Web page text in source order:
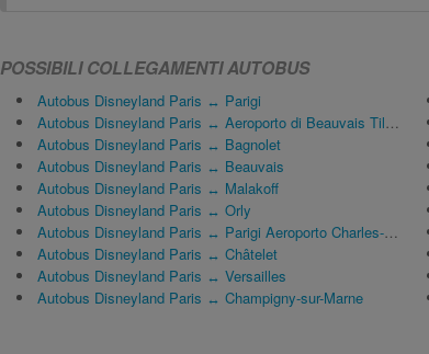
POSSIBILI COLLEGAMENTI AUTOBUS
Autobus Disneyland Paris ↔ Parigi
Autobus Disneyland Paris ↔ Aeroporto di Beauvais Tillé (BVA)
Autobus Disneyland Paris ↔ Bagnolet
Autobus Disneyland Paris ↔ Beauvais
Autobus Disneyland Paris ↔ Malakoff
Autobus Disneyland Paris ↔ Orly
Autobus Disneyland Paris ↔ Parigi Aeroporto Charles-de-Gaulle (CDG)
Autobus Disneyland Paris ↔ Châtelet
Autobus Disneyland Paris ↔ Versailles
Autobus Disneyland Paris ↔ Champigny-sur-Marne